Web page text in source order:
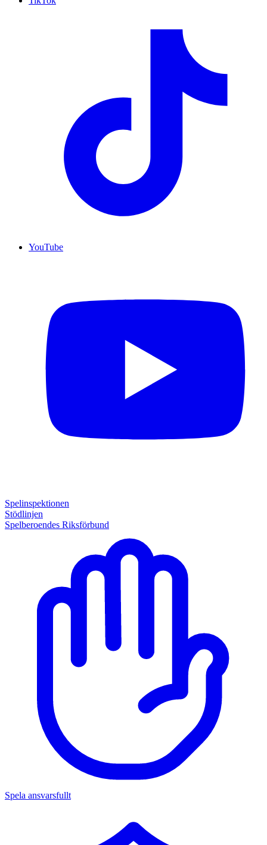
YouTube
Spelinspektionen
Stödlinjen
Spelberoendes Riksförbund
Spela ansvarsfullt